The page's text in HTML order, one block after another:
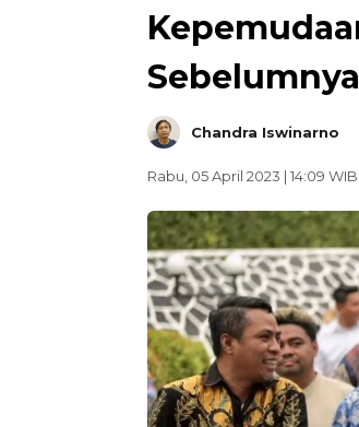
Sebelumnya
Chandra Iswinarno
Rabu, 05 April 2023 | 14:09 WIB